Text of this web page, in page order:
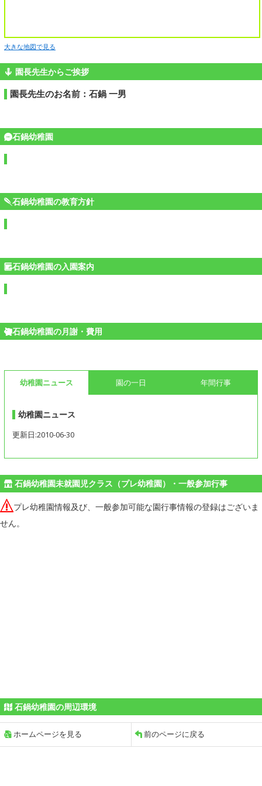
大きな地図で見る
園長先生からご挨拶
園長先生のお名前：石鍋 一男
石鍋幼稚園
石鍋幼稚園の教育方針
石鍋幼稚園の入園案内
石鍋幼稚園の月謝・費用
幼稚園ニュース 園の一日 年間行事
幼稚園ニュース
更新日:2010-06-30
石鍋幼稚園未就園児クラス（プレ幼稚園）・一般参加行事
プレ幼稚園情報及び、一般参加可能な園行事情報の登録はございま
せん。
石鍋幼稚園の周辺環境
ホームページを見る 前のページに戻る